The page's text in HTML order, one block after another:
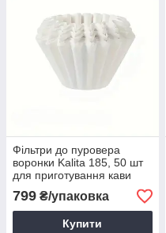
Фільтри до пуровера
воронки Kalita 185, 50 шт
для приготування кави
799 ₴/упаковка
Купити